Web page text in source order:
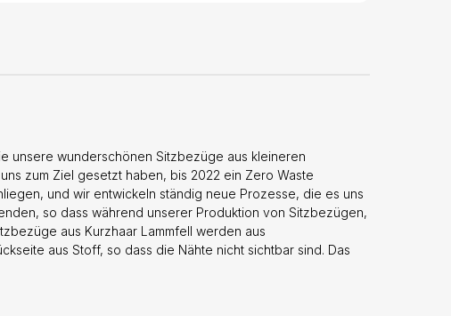
unsere wunderschönen Sitzbezüge aus kleineren
zum Ziel gesetzt haben, bis 2022 ein Zero Waste
und wir entwickeln ständig neue Prozesse, die es uns
so dass während unserer Produktion von Sitzbezügen,
aus Kurzhaar Lammfell werden aus
aus Stoff, so dass die Nähte nicht sichtbar sind. Das